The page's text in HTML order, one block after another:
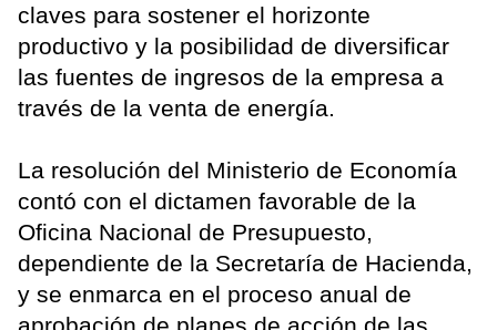
claves para sostener el horizonte
productivo y la posibilidad de diversificar
las fuentes de ingresos de la empresa a
través de la venta de energía.
La resolución del Ministerio de Economía
contó con el dictamen favorable de la
Oficina Nacional de Presupuesto,
dependiente de la Secretaría de Hacienda,
y se enmarca en el proceso anual de
aprobación de planes de acción de las